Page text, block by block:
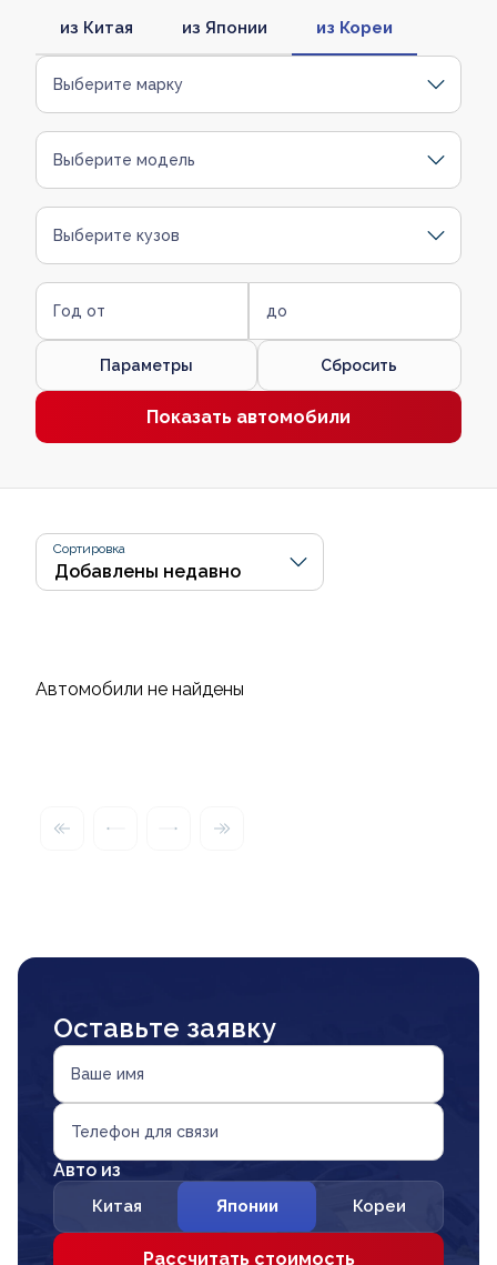
из Китая из Японии из Кореи
Выберите марку
Выберите модель
Выберите кузов
Год от до
Параметры Сбросить
Показать автомобили
Сортировка
Автомобили не найдены
Оставьте заявку
Ваше имя
Телефон для связи
Авто из
Китая Японии Кореи
Рассчитать стоимость